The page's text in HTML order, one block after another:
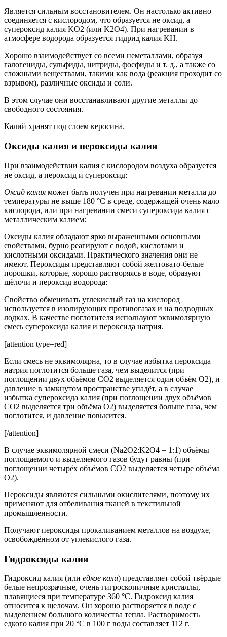
Является сильным восстановителем. Он настолько активно
соединяется с кислородом, что образуется не оксид, а
супероксид калия KO2 (или K2O4). При нагревании в
атмосфере водорода образуется гидрид калия KH.
Хорошо взаимодействует со всеми неметаллами, образуя
галогениды, сульфиды, нитриды, фосфиды и т. д., а также со
сложными веществами, такими как вода (реакция проходит со
взрывом), различные оксиды и соли.
В этом случае они восстанавливают другие металлы до
свободного состояния.
Калий хранят под слоем керосина.
Оксиды калия и пероксиды калия
При взаимодействии калия с кислородом воздуха образуется
не оксид, а пероксид и супероксид:
Оксид калия может быть получен при нагревании металла до
температуры не выше 180 °C в среде, содержащей очень мало
кислорода, или при нагревании смеси супероксида калия с
металлическим калием:
Оксиды калия обладают ярко выраженными основными
свойствами, бурно реагируют с водой, кислотами и
кислотными оксидами. Практического значения они не
имеют. Пероксиды представляют собой желтовато-белые
порошки, которые, хорошо растворяясь в воде, образуют
щёлочи и пероксид водорода:
Свойство обменивать углекислый газ на кислород
используется в изолирующих противогазах и на подводных
лодках. В качестве поглотителя используют эквимолярную
смесь супероксида калия и пероксида натрия.
[attention type=red]
Если смесь не эквимолярна, то в случае избытка пероксида
натрия поглотится больше газа, чем выделится (при
поглощении двух объёмов CO2 выделяется один объём O2), и
давление в замкнутом пространстве упадёт, а в случае
избытка супероксида калия (при поглощении двух объёмов
CO2 выделяется три объёма O2) выделяется больше газа, чем
поглотится, и давление повысится.
[/attention]
В случае эквимолярной смеси (Na2O2:K2O4 = 1:1) объёмы
поглощаемого и выделяемого газов будут равны (при
поглощении четырёх объёмов CO2 выделяется четыре объёма
O2).
Пероксиды являются сильными окислителями, поэтому их
применяют для отбеливания тканей в текстильной
промышленности.
Получают пероксиды прокаливанием металлов на воздухе,
освобождённом от углекислого газа.
Гидроксиды калия
Гидроксид калия (или едкое кали) представляет собой твёрдые
белые непрозрачные, очень гигроскопичные кристаллы,
плавящиеся при температуре 360 °C. Гидроксид калия
относится к щелочам. Он хорошо растворяется в воде с
выделением большого количества тепла. Растворимость
едкого калия при 20 °C в 100 г воды составляет 112 г.